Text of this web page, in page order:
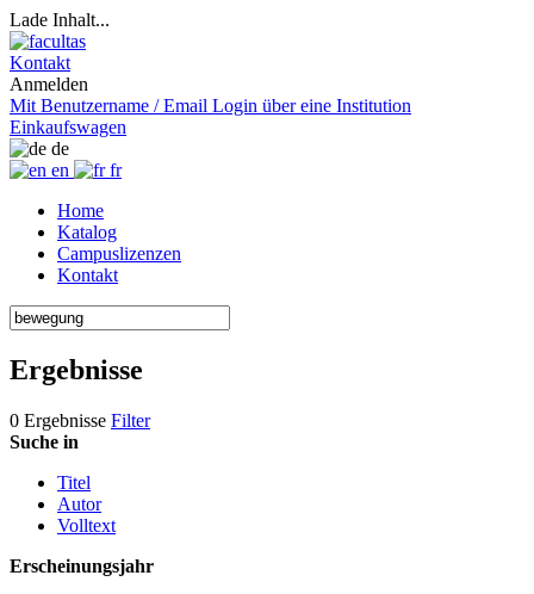
Lade Inhalt...
Kontakt
Anmelden
Mit Benutzername / Email Login über eine Institution
Einkaufswagen
de
en
fr
Home
Katalog
Campuslizenzen
Kontakt
Ergebnisse
0 Ergebnisse Filter
Suche in
Titel
Autor
Volltext
Erscheinungsjahr